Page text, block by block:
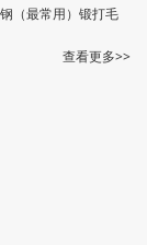
（最常用）锻打毛
查看更多>>